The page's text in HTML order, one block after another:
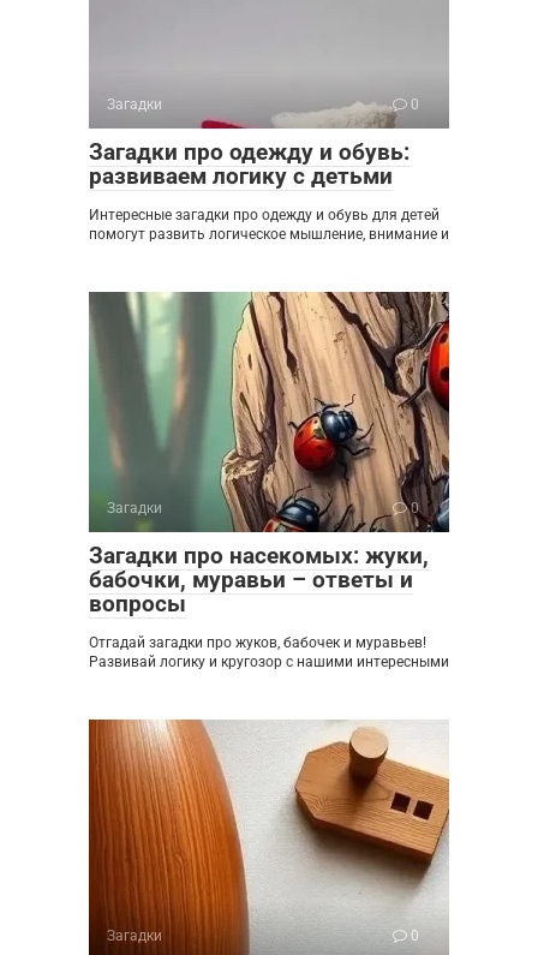
Загадки 0
Загадки про одежду и обувь:
развиваем логику с детьми
Интересные загадки про одежду и обувь для детей
помогут развить логическое мышление, внимание и
Загадки 0
Загадки про насекомых: жуки,
бабочки, муравьи – ответы и
вопросы
Отгадай загадки про жуков, бабочек и муравьев!
Развивай логику и кругозор с нашими интересными
Загадки 0